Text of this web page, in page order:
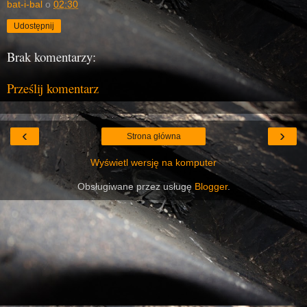
bat-i-bal o 02:30
Udostępnij
Brak komentarzy:
Prześlij komentarz
‹ ›
Strona główna
Wyświetl wersję na komputer
Obsługiwane przez usługę Blogger.